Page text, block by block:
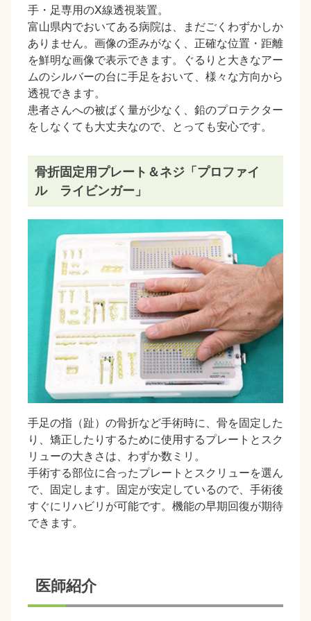
手・足専用のX線透視装置。
富山県内でおいてある病院は、まだごくわずかしか
ありません。画像の歪みがなく、正確な位置・距離
を鮮明な画像で表示できます。ぐるりと大きなアー
ムのシルバーの台に手足をおいて、様々な方向から
透視できます。
患者さんへの被ばく量が少なく、鉛のプロテクター
をしなくても大丈夫なので、とっても安心です。
骨折固定用プレート＆ネジ「プロファイ
ル ライビンガー」
手足の指（趾）の骨折など手術時に、骨を固定した
り、矯正したりするために使用するプレートとスク
リューの大きさは、わずか数ミリ。
手術する部位に合ったプレートとスクリューを選ん
で、固定します。固定が安定しているので、手術後
すぐにリハビリが可能です。機能の早期回復が期待
できます。
医師紹介